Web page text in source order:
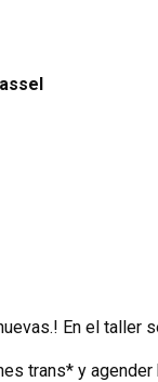
En el taller
trans* y agender